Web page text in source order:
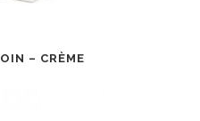
– CRÈME